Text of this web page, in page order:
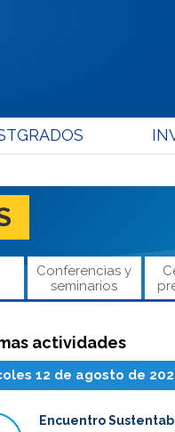
Conferencias y
seminarios
actividades
12 de agosto de
Encuentro